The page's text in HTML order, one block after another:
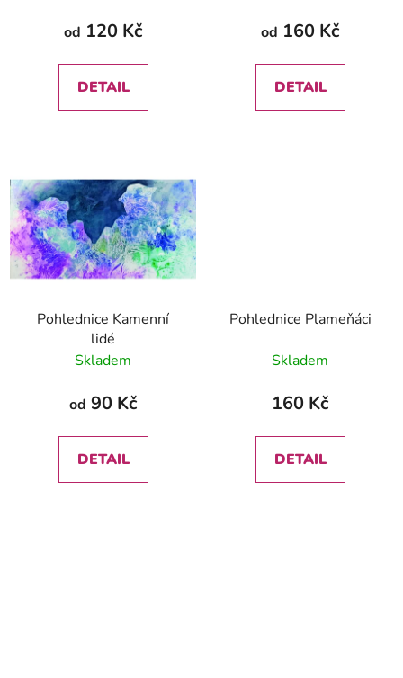
od 120 Kč
DETAIL
od 160 Kč
DETAIL
Pohlednice Kamenní
lidé
Skladem
od 90 Kč
DETAIL
Pohlednice Plameňáci
Skladem
160 Kč
DETAIL